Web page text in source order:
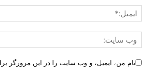
نام من، ایمیل، و وب سایت را در این مرورگر